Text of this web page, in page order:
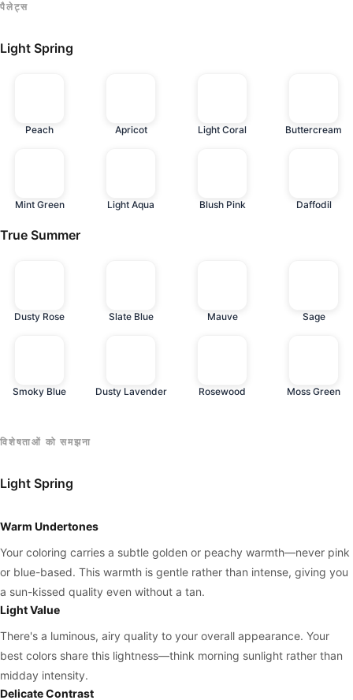
पैलेट्स
Light Spring
Peach Apricot Light Coral Buttercream
Mint Green Light Aqua Blush Pink Daffodil
True Summer
Dusty Rose Slate Blue Mauve Sage
Smoky Blue Dusty Lavender Rosewood Moss Green
विशेषताओं को समझना
Light Spring
Warm Undertones
Your coloring carries a subtle golden or peachy warmth—never pink
or blue-based. This warmth is gentle rather than intense, giving you
a sun-kissed quality even without a tan.
Light Value
There's a luminous, airy quality to your overall appearance. Your
best colors share this lightness—think morning sunlight rather than
midday intensity.
Delicate Contrast